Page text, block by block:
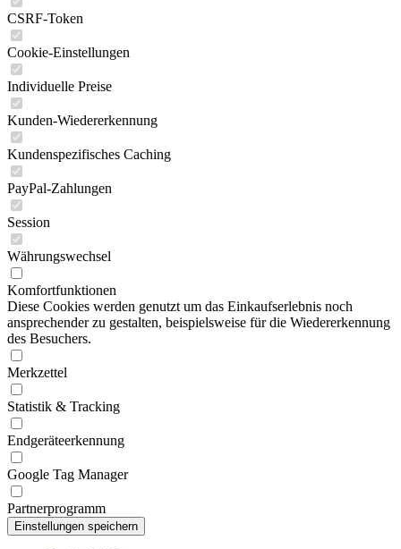
CSRF-Token
Cookie-Einstellungen
Individuelle Preise
Kunden-Wiedererkennung
Kundenspezifisches Caching
PayPal-Zahlungen
Session
Währungswechsel
Komfortfunktionen
Diese Cookies werden genutzt um das Einkaufserlebnis noch
ansprechender zu gestalten, beispielsweise für die Wiedererkennung
des Besuchers.
Merkzettel
Statistik & Tracking
Endgeräteerkennung
Google Tag Manager
Partnerprogramm